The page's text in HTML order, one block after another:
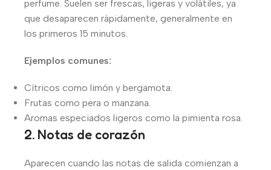
perfume. Suelen ser frescas, ligeras y volátiles, ya
que desaparecen rápidamente, generalmente en
los primeros 15 minutos.
Ejemplos comunes:
Cítricos como limón y bergamota.
Frutas como pera o manzana.
Aromas especiados ligeros como la pimienta rosa.
2. Notas de corazón
Aparecen cuando las notas de salida comienzan a